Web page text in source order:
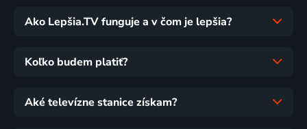
Ako Lepšia.TV funguje a v čom je lepšia?
Koľko budem platiť?
Aké televízne stanice získam?